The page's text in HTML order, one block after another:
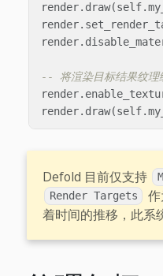
render. draw(self.
render.
render.
-- 将渲染目标结果纹理
render.
render. draw(self.
Defold 目前仅支持
Render Targets
着时间的推移，此系